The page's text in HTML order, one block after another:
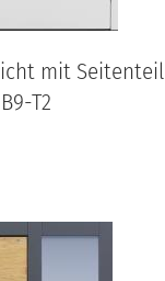
mit Seitenteil
T2